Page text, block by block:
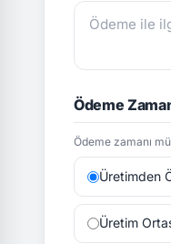
Ödeme
Ödeme zamanı
Üretimden
Üretim